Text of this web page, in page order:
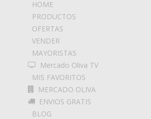
HOME
PRODUCTOS
OFERTAS
VENDER
MAYORISTAS
Mercado Oliva TV
MIS FAVORITOS
MERCADO OLIVA
ENVIOS GRATIS
BLOG